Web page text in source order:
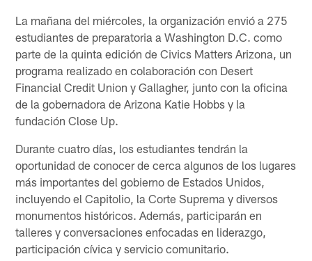
La mañana del miércoles, la organización envió a 275
estudiantes de preparatoria a Washington D.C. como
parte de la quinta edición de Civics Matters Arizona, un
programa realizado en colaboración con Desert
Financial Credit Union y Gallagher, junto con la oficina
de la gobernadora de Arizona Katie Hobbs y la
fundación Close Up.
Durante cuatro días, los estudiantes tendrán la
oportunidad de conocer de cerca algunos de los lugares
más importantes del gobierno de Estados Unidos,
incluyendo el Capitolio, la Corte Suprema y diversos
monumentos históricos. Además, participarán en
talleres y conversaciones enfocadas en liderazgo,
participación cívica y servicio comunitario.